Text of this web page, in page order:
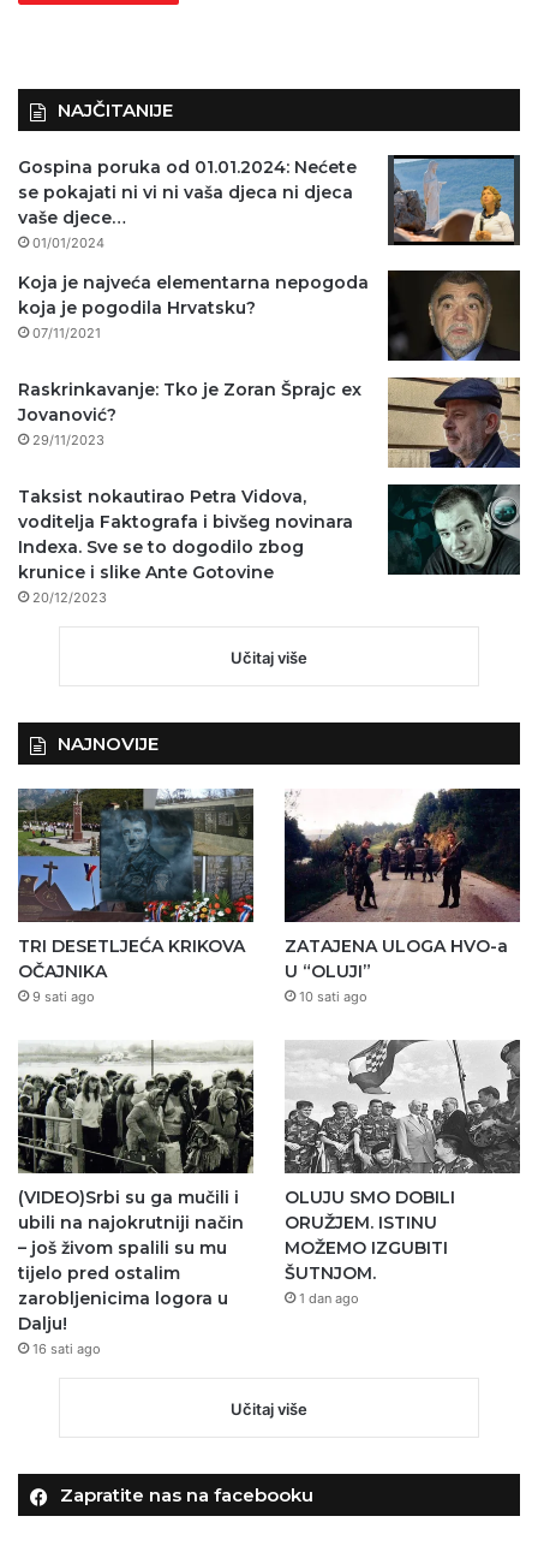
NAJČITANIJE
Gospina poruka od 01.01.2024: Nećete
se pokajati ni vi ni vaša djeca ni djeca
vaše djece…
01/01/2024
Koja je najveća elementarna nepogoda
koja je pogodila Hrvatsku?
07/11/2021
Raskrinkavanje: Tko je Zoran Šprajc ex
Jovanović?
29/11/2023
Taksist nokautirao Petra Vidova,
voditelja Faktografa i bivšeg novinara
Indexa. Sve se to dogodilo zbog
krunice i slike Ante Gotovine
20/12/2023
Učitaj više
NAJNOVIJE
TRI DESETLJEĆA KRIKOVA
OČAJNIKA
9 sati ago
ZATAJENA ULOGA HVO-a
U “OLUJI”
10 sati ago
(VIDEO)Srbi su ga mučili i
ubili na najokrutniji način
– još živom spalili su mu
tijelo pred ostalim
zarobljenicima logora u
Dalju!
16 sati ago
OLUJU SMO DOBILI
ORUŽJEM. ISTINU
MOŽEMO IZGUBITI
ŠUTNJOM.
1 dan ago
Učitaj više
Zapratite nas na facebooku